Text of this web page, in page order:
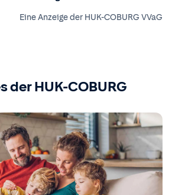
Eine Anzeige der HUK-COBURG VVaG
der HUK-COBURG